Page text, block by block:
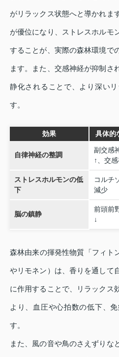
がリラックス状態へと導かれま
が優位になり、ストレスホルモ
することが、実際の森林環境で
ます。また、交感神経が抑制さ
静化されることで、より深い
す。
効果 具体的
自律神経の整調
副交感
↑、交
ストレスホルモンの低
下
コルチ
減少
脳の鎮静
前頭前
↓
森林由来の揮発性物質「フィト
やリモネン）は、香りを通して
に作用することで、リラックス
より、血圧や心拍数の低下、
す。
また、風の音や鳥のさえずりな